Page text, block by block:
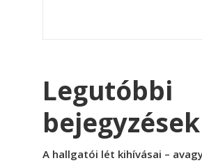
Legutóbbi
bejegyzések
A hallgatói lét kihívásai –